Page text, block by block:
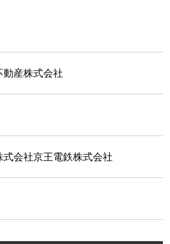
動産株式会社
式会社京王電鉄株式会社